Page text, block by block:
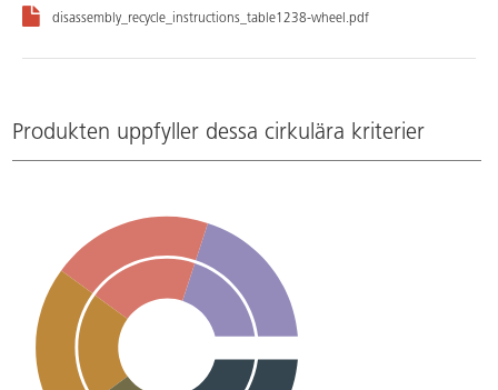
disassembly_recycle_instructions_table1238-wheel.pdf
Produkten uppfyller dessa cirkulära kriterier